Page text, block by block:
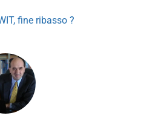
fine ribasso ?